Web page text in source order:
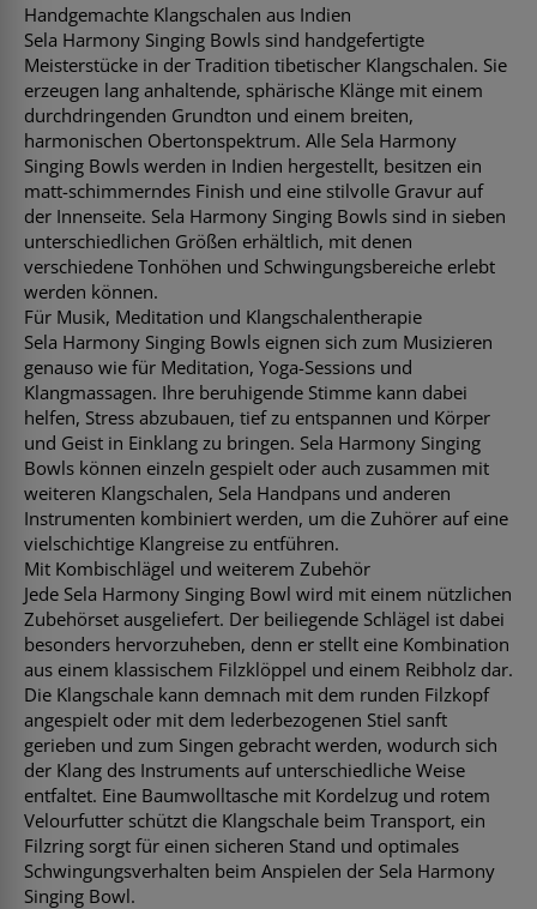
Menge
Handgemachte Klangschalen aus Indien
Sela Harmony Singing Bowls sind handgefertigte
Meisterstücke in der Tradition tibetischer Klangschalen. Sie
erzeugen lang anhaltende, sphärische Klänge mit einem
durchdringenden Grundton und einem breiten,
harmonischen Obertonspektrum. Alle Sela Harmony
Singing Bowls werden in Indien hergestellt, besitzen ein
matt-schimmerndes Finish und eine stilvolle Gravur auf
der Innenseite. Sela Harmony Singing Bowls sind in sieben
unterschiedlichen Größen erhältlich, mit denen
verschiedene Tonhöhen und Schwingungsbereiche erlebt
werden können.
Für Musik, Meditation und Klangschalentherapie
Sela Harmony Singing Bowls eignen sich zum Musizieren
genauso wie für Meditation, Yoga-Sessions und
Klangmassagen. Ihre beruhigende Stimme kann dabei
helfen, Stress abzubauen, tief zu entspannen und Körper
und Geist in Einklang zu bringen. Sela Harmony Singing
Bowls können einzeln gespielt oder auch zusammen mit
weiteren Klangschalen, Sela Handpans und anderen
Instrumenten kombiniert werden, um die Zuhörer auf eine
vielschichtige Klangreise zu entführen.
Mit Kombischlägel und weiterem Zubehör
Jede Sela Harmony Singing Bowl wird mit einem nützlichen
Zubehörset ausgeliefert. Der beiliegende Schlägel ist dabei
besonders hervorzuheben, denn er stellt eine Kombination
aus einem klassischem Filzklöppel und einem Reibholz dar.
Die Klangschale kann demnach mit dem runden Filzkopf
angespielt oder mit dem lederbezogenen Stiel sanft
gerieben und zum Singen gebracht werden, wodurch sich
der Klang des Instruments auf unterschiedliche Weise
entfaltet. Eine Baumwolltasche mit Kordelzug und rotem
Velourfutter schützt die Klangschale beim Transport, ein
Filzring sorgt für einen sicheren Stand und optimales
Schwingungsverhalten beim Anspielen der Sela Harmony
Singing Bowl.